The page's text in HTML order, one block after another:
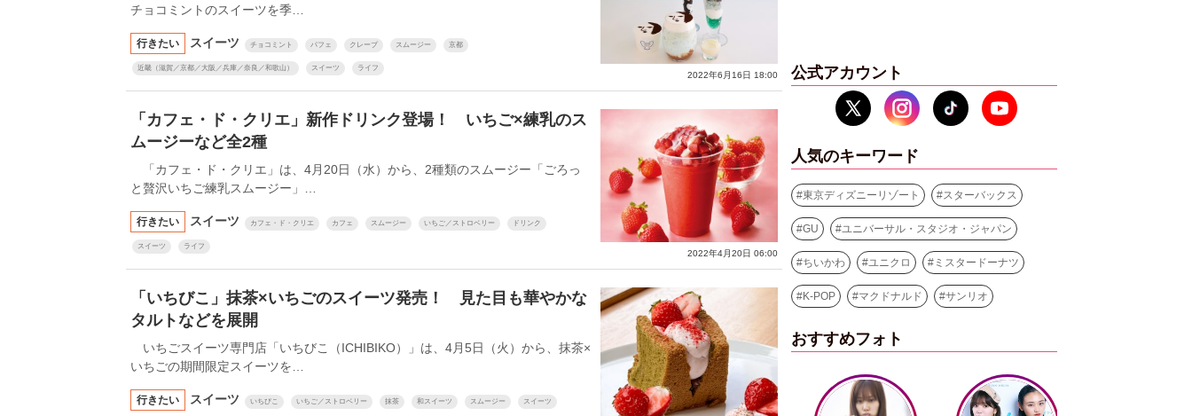
2022年6月16日 18:00
チョコミントのスイーツを季…
行きたい スイーツ チョコミント パフェ クレープ スムージー 京都
近畿（滋賀／京都／大阪／兵庫／奈良／和歌山） スイーツ ライフ
2022年4月20日 06:00
「カフェ・ド・クリエ」新作ドリンク登場！ いちご×練乳のス
ムージーなど全2種
「カフェ・ド・クリエ」は、4月20日（水）から、2種類のスムージー「ごろっ
と贅沢いちご練乳スムージー」…
行きたい スイーツ カフェ・ド・クリエ カフェ スムージー いちご／ストロベリー ドリンク
スイーツ ライフ
「いちびこ」抹茶×いちごのスイーツ発売！ 見た目も華やかな
タルトなどを展開
いちごスイーツ専門店「いちびこ（ICHIBIKO）」は、4月5日（火）から、抹茶×
いちごの期間限定スイーツを…
行きたい スイーツ いちびこ いちご／ストロベリー 抹茶 和スイーツ スムージー スイーツ
公式アカウント
人気のキーワード
#東京ディズニーリゾート #スターバックス
#GU #ユニバーサル・スタジオ・ジャパン
#ちいかわ #ユニクロ # ミスタードーナツ
#K-POP #マクドナルド #サンリオ
おすすめフォト